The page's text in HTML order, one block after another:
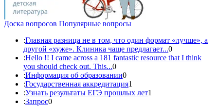
Доска вопросов Популярные вопросы
:Главная разница не в том, что один формат «лучше», а
другой «хуже». Клиника чаще предлагает...0
:Hello !! I came across a 181 fantastic resource that I think
you should check out. This...0
:Информация об образовании0
:Государственная аккредитация1
:Узнать результаты ЕГЭ прошлых лет1
:Запрос0